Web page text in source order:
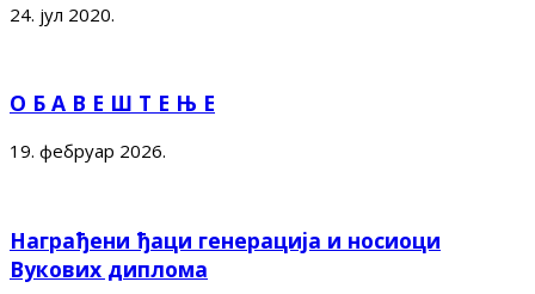
24. јул 2020.
О Б А В Е Ш Т Е Њ Е
19. фебруар 2026.
Награђени ђаци генерација и носиоци
Вукових диплома